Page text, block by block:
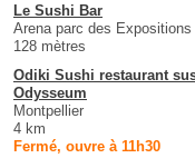
Le Sushi Bar
Arena parc des Expositions
128 mètres
Odiki Sushi restaurant
Odysseum
Montpellier
4 km
Fermé, ouvre à 11h30